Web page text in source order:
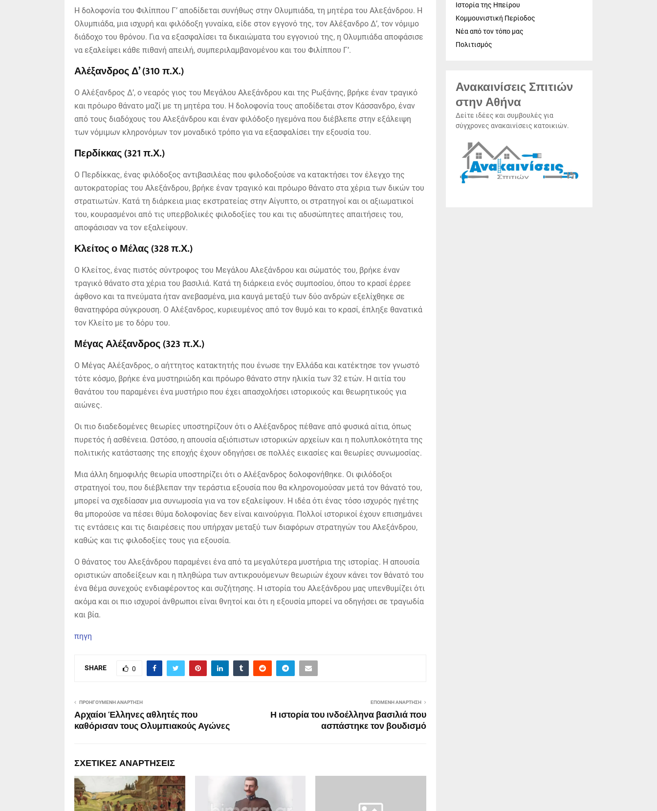
Η δολοφονία του Φιλίππου Γ’ αποδίδεται συνήθως στην Ολυμπιάδα, τη μητέρα του Αλεξάνδρου. Η
Ολυμπιάδα, μια ισχυρή και φιλόδοξη γυναίκα, είδε στον εγγονό της, τον Αλέξανδρο Δ’, τον νόμιμο
διάδοχο του θρόνου. Για να εξασφαλίσει τα δικαιώματα του εγγονιού της, η Ολυμπιάδα αποφάσισε
να εξαλείψει κάθε πιθανή απειλή, συμπεριλαμβανομένου και του Φιλίππου Γ’.
Αλέξανδρος Δ’ (310 π.Χ.)
Ο Αλέξανδρος Δ’, ο νεαρός γιος του Μεγάλου Αλεξάνδρου και της Ρωξάνης, βρήκε έναν τραγικό
και πρόωρο θάνατο μαζί με τη μητέρα του. Η δολοφονία τους αποδίδεται στον Κάσσανδρο, έναν
από τους διαδόχους του Αλεξάνδρου και έναν φιλόδοξο ηγεμόνα που διέβλεπε στην εξάλειψη
των νόμιμων κληρονόμων τον μοναδικό τρόπο για να εξασφαλίσει την εξουσία του.
Περδίκκας (321 π.Χ.)
Ο Περδίκκας, ένας φιλόδοξος αντιβασιλέας που φιλοδοξούσε να κατακτήσει τον έλεγχο της
αυτοκρατορίας του Αλεξάνδρου, βρήκε έναν τραγικό και πρόωρο θάνατο στα χέρια των δικών του
στρατιωτών. Κατά τη διάρκεια μιας εκστρατείας στην Αίγυπτο, οι στρατηγοί και οι αξιωματικοί
του, κουρασμένοι από τις υπερβολικές φιλοδοξίες του και τις αδυσώπητες απαιτήσεις του,
αποφάσισαν να τον εξαλείψουν.
Κλείτος ο Μέλας (328 π.Χ.)
Ο Κλείτος, ένας πιστός σύντροφος του Μεγάλου Αλεξάνδρου και σώματός του, βρήκε έναν
τραγικό θάνατο στα χέρια του βασιλιά. Κατά τη διάρκεια ενός συμποσίου, όπου το κρασί έρρεε
άφθονο και τα πνεύματα ήταν ανεβασμένα, μια καυγά μεταξύ των δύο ανδρών εξελίχθηκε σε
θανατηφόρα σύγκρουση. Ο Αλέξανδρος, κυριευμένος από τον θυμό και το κρασί, έπληξε θανατικά
τον Κλείτο με το δόρυ του.
Μέγας Αλέξανδρος (323 π.Χ.)
Ο Μέγας Αλέξανδρος, ο αήττητος κατακτητής που ένωσε την Ελλάδα και κατέκτησε τον γνωστό
τότε κόσμο, βρήκε ένα μυστηριώδη και πρόωρο θάνατο στην ηλικία των 32 ετών. Η αιτία του
θανάτου του παραμένει ένα μυστήριο που έχει απασχολήσει ιστορικούς και θεωρητικούς για
αιώνες.
Οι πιο διαδεδομένες θεωρίες υποστηρίζουν ότι ο Αλέξανδρος πέθανε από φυσικά αίτια, όπως
πυρετός ή ασθένεια. Ωστόσο, η απουσία αξιόπιστων ιστορικών αρχείων και η πολυπλοκότητα της
πολιτικής κατάστασης της εποχής έχουν οδηγήσει σε πολλές εικασίες και θεωρίες συνωμοσίας.
Μια άλλη δημοφιλής θεωρία υποστηρίζει ότι ο Αλέξανδρος δολοφονήθηκε. Οι φιλόδοξοι
στρατηγοί του, που διέβλεπαν την τεράστια εξουσία που θα κληρονομούσαν μετά τον θάνατό του,
μπορεί να σχεδίασαν μια συνωμοσία για να τον εξαλείψουν. Η ιδέα ότι ένας τόσο ισχυρός ηγέτης
θα μπορούσε να πέσει θύμα δολοφονίας δεν είναι καινούργια. Πολλοί ιστορικοί έχουν επισημάνει
τις εντάσεις και τις διαιρέσεις που υπήρχαν μεταξύ των διαφόρων στρατηγών του Αλεξάνδρου,
καθώς και τις φιλοδοξίες τους για εξουσία.
Ο θάνατος του Αλεξάνδρου παραμένει ένα από τα μεγαλύτερα μυστήρια της ιστορίας. Η απουσία
οριστικών αποδείξεων και η πληθώρα των αντικρουόμενων θεωριών έχουν κάνει τον θάνατό του
ένα θέμα συνεχούς ενδιαφέροντος και συζήτησης. Η ιστορία του Αλεξάνδρου μας υπενθυμίζει ότι
ακόμα και οι πιο ισχυροί άνθρωποι είναι θνητοί και ότι η εξουσία μπορεί να οδηγήσει σε τραγωδία
και βία.
πηγη
SHARE 0
ΠΡΟΗΓΟΎΜΕΝΗ ΑΝΆΡΤΗΣΗ
Αρχαίοι Έλληνες αθλητές που
καθόρισαν τους Ολυμπιακούς Αγώνες
ΕΠΌΜΕΝΗ ΑΝΆΡΤΗΣΗ
Η ιστορία του ινδοέλληνα βασιλιά που
ασπάστηκε τον βουδισμό
ΣΧΕΤΙΚΈΣ ΑΝΑΡΤΉΣΕΙΣ
Ιστορία της Ηπείρου
Κομμουνιστική Περίοδος
Νέα από τον τόπο μας
Πολιτισμός
Ανακαινίσεις Σπιτιών
στην Αθήνα
Δείτε ιδέες και συμβουλές για
σύγχρονες ανακαινίσεις κατοικιών.